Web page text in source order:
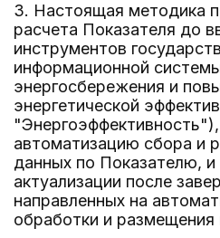
3. Настоящая методика
расчета Показателя до
инструментов
информационной
энергосбережения и
энергетической
автоматизацию сбора и
данных по Показателю,
актуализации после
направленных на
обработки и